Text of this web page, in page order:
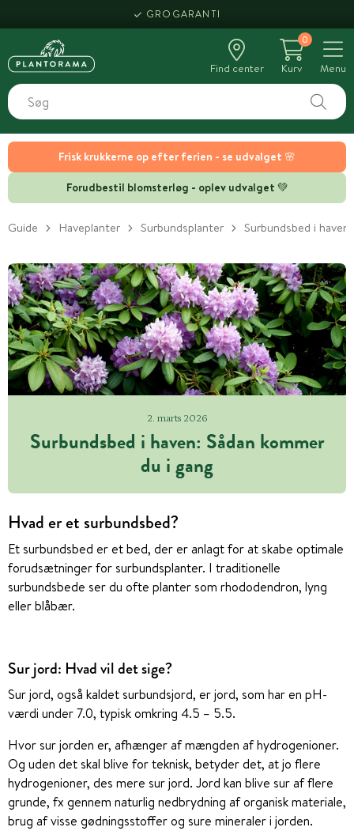
Frisk krukkerne op efter ferien - se udvalget 🌸
Forudbestil blomsterløg - oplev udvalget 💚
HENT SAMME DAG
Find center
0
Kurv
Menu
Guide Haveplanter Surbundsplanter Surbundsbed i
2. marts 2026
Surbundsbed i haven: Sådan kommer
du i gang
Hvad er et surbundsbed?
Et surbundsbed er et bed, der er anlagt for at skabe optimale
forudsætninger for surbundsplanter. I traditionelle
surbundsbede ser du ofte planter som rhododendron, lyng
eller blåbær.
Sur jord: Hvad vil det sige?
Sur jord, også kaldet surbundsjord, er jord, som har en pH-
værdi under 7.0, typisk omkring 4.5 – 5.5.
Hvor sur jorden er, afhænger af mængden af hydrogenioner.
Og uden det skal blive for teknisk, betyder det, at jo flere
hydrogenioner, des mere sur jord. Jord kan blive sur af flere
grunde, fx gennem naturlig nedbrydning af organisk materiale,
brug af visse gødningsstoffer og sure mineraler i jorden.